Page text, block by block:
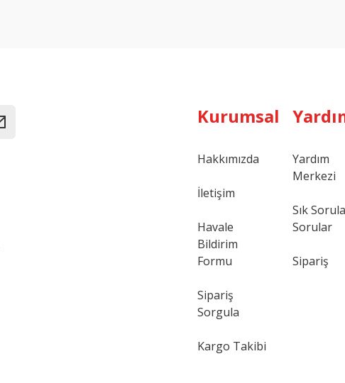
Kurumsal
Hakkımızda
İletişim
Havale
Bildirim
Formu
Sipariş
Sorgula
Kargo Takibi
Yardım
Merkezi
Sık
Sorular
Sipariş